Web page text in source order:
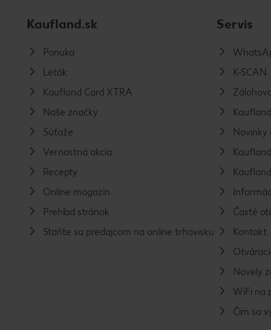
Kaufland.sk
Ponuka
Leták
Kaufland Card XTRA
Naše značky
Súťaže
Vernostná akcia
Recepty
Online magazín
Prehľad stránok
Staňte sa predajcom na online trhovisku
Servis
K-SCAN
Novinky
Časté
Kontakt
Novely
WiFi na
Čím sa